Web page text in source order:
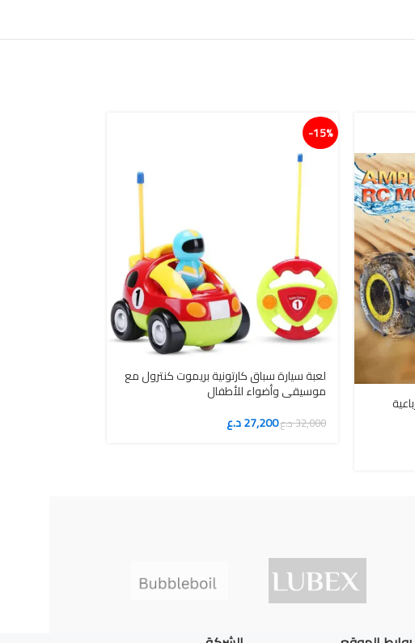
15%-
لعبة سيارة سباق كارتونية بريموت كنترول مع
موسيقى وأضواء للأطفال
32,000د.ع27,200د.ع